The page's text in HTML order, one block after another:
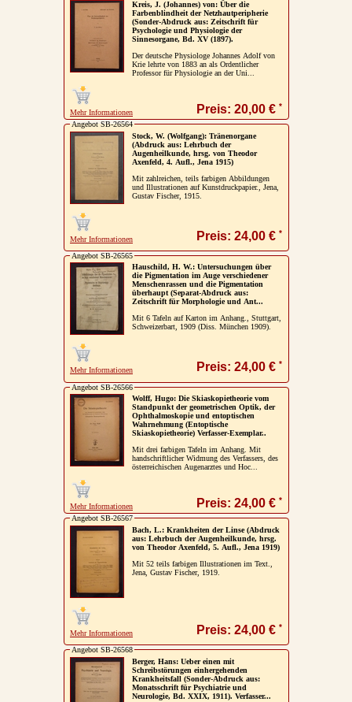
Kreis, J. (Johannes) von: Über die
Farbenblindheit der Netzhautperipherie
(Sonder-Abdruck aus: Zeitschrift für
Psychologie und Physiologie der
Sinnesorgane, Bd. XV (1897).
Der deutsche Physiologe Johannes Adolf von
Krie lehrte von 1883 an als Ordentlicher
Professor für Physiologie an der Uni...
Mehr Informationen Preis: 20,00 € *
Angebot SB-26564
Stock, W. (Wolfgang): Tränenorgane
(Abdruck aus: Lehrbuch der
Augenheilkunde, hrsg. von Theodor
Axenfeld, 4. Aufl., Jena 1915)
Mit zahlreichen, teils farbigen Abbildungen
und Illustrationen auf Kunstdruckpapier., Jena,
Gustav Fischer, 1915.
Mehr Informationen Preis: 24,00 € *
Angebot SB-26565
Hauschild, H. W.: Untersuchungen über
die Pigmentation im Auge verschiedener
Menschenrassen und die Pigmentation
überhaupt (Separat-Abdruck aus:
Zeitschrift für Morphologie und Ant...
Mit 6 Tafeln auf Karton im Anhang., Stuttgart,
Schweizerbart, 1909 (Diss. München 1909).
Mehr Informationen Preis: 24,00 € *
Angebot SB-26566
Wolff, Hugo: Die Skiaskopietheorie vom
Standpunkt der geometrischen Optik, der
Ophthalmoskopie und entoptischen
Wahrnehmung (Entoptische
Skiaskopietheorie) Verfasser-Exemplar..
Mit drei farbigen Tafeln im Anhang. Mit
handschriftlicher Widmung des Verfassers, des
österreichischen Augenarztes und Hoc...
Mehr Informationen Preis: 24,00 € *
Angebot SB-26567
Bach, L.: Krankheiten der Linse (Abdruck
aus: Lehrbuch der Augenheilkunde, hrsg.
von Theodor Axenfeld, 5. Aufl., Jena 1919)
Mit 52 teils farbigen Illustrationen im Text.,
Jena, Gustav Fischer, 1919.
Mehr Informationen Preis: 24,00 € *
Angebot SB-26568
Berger, Hans: Ueber einen mit
Schreibstörungen einhergehenden
Krankheitsfall (Sonder-Abdruck aus:
Monatsschrift für Psychiatrie und
Neurologie, Bd. XXIX, 1911). Verfasser...